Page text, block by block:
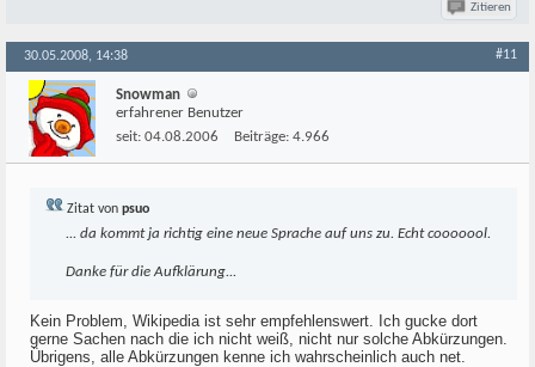
Zitieren
30.05.2008, 14:38 #11
Snowman
erfahrener Benutzer
seit: 04.08.2006 Beiträge: 4.966
Zitat von psuo
... da kommt ja richtig eine neue Sprache auf uns zu. Echt cooooool.
Danke für die Aufklärung...
Kein Problem, Wikipedia ist sehr empfehlenswert. Ich gucke dort
gerne Sachen nach die ich nicht weiß, nicht nur solche Abkürzungen.
Übrigens, alle Abkürzungen kenne ich wahrscheinlich auch net.